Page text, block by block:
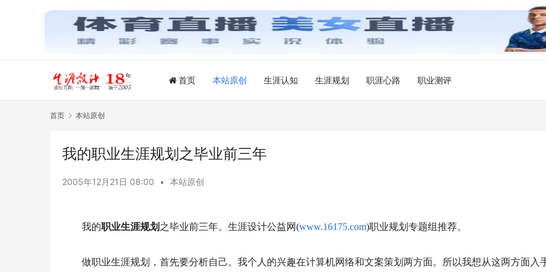
首页 本站原创 生涯认知 生涯规划 职涯心路 职业测评
首页 本站原创
我的职业生涯规划之毕业前三年
2005年12月21日 08:00 • 本站原创
我的职业生涯规划 之毕业前三年。生涯设计公益网(www.16175.com)职业规划专题组推荐。
做职业生涯规划，首先要分析自己。我个人的兴趣在计算机网络和文案策划两方面。所以我想从这两方面入